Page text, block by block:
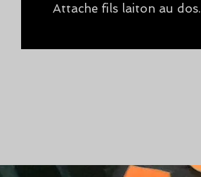
Attache fils laiton au dos.